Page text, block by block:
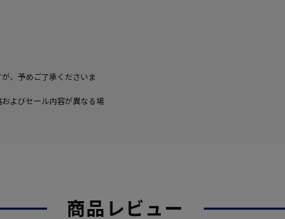
、予めご了承くださいま
よびセール内容が異なる場
商品レビュー